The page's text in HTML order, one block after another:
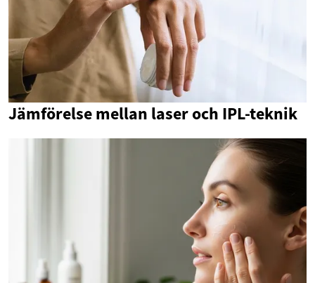
Jämförelse mellan laser och IPL-teknik